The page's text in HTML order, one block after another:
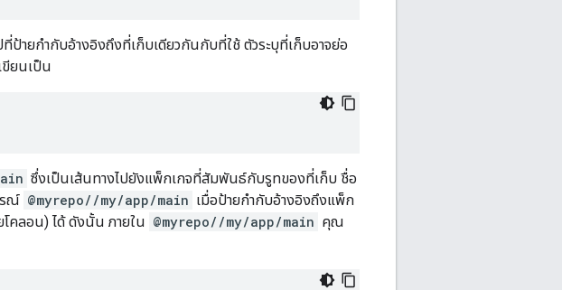
ป้ายกำกับอ้างอิงถึงที่เก็บเดียวกันกับที่ใช้ ตัวระบุที่เก็บอาจย่อ
ขียนเป็น
ซึ่งเป็นเส้นทางไปยังแพ็กเกจที่สัมพันธ์กับรูทของที่เก็บ ชื่อ
รณ์ @myrepo//my/app/main เมื่อป้ายกำกับอ้างอิงถึงแพ็ก
โคลอน) ได้ ดังนั้น ภายใน @myrepo//my/app/main คุณ